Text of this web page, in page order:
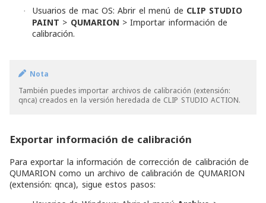
· Usuarios de mac OS: Abrir el menú de CLIP STUDIO
PAINT > QUMARION > Importar información de
calibración.
Nota
También puedes importar archivos de calibración (extensión:
qnca) creados en la versión heredada de CLIP STUDIO ACTION.
Exportar información de calibración
Para exportar la información de corrección de calibración de
QUMARION como un archivo de calibración de QUMARION
(extensión: qnca), sigue estos pasos: